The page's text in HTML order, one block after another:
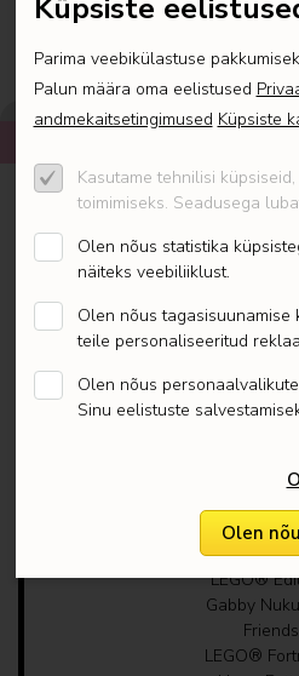
LEGO
Avatar
LEGO
City
DUPLO
LEGO®
Gabby
Friends
LEGO®
Parima veebikülastuse
Palun määra oma eelistused
andmekaitsetingimused Küpsiste
Kasutame tehnilisi
toimimiseks. Seadusega
Olen nõus statistika
näiteks veebiliiklust.
Olen nõus tagasisuunamise
teile personaliseeritud
Olen nõus
Sinu eelistuste
Olen
Vigastatud karbiga komplektsed
LEGO edasijõudnutele
Art
Architecture
Creator Expert
LEGO elustiil